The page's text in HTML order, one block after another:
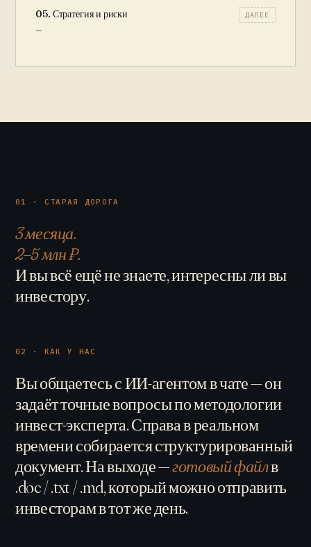
05. Стратегия и риски
—
ДАЛЕЕ
01 · СТАРАЯ ДОРОГА
3 месяца.
2–5 млн ₽.
И вы всё ещё не знаете, интересны ли вы
инвестору.
02 · КАК У НАС
Вы общаетесь с ИИ-агентом в чате — он
задаёт точные вопросы по методологии
инвест-эксперта. Справа в реальном
времени собирается структурированный
документ. На выходе —готовый файлв
.doc / .txt / .md, который можно отправить
инвесторам в тот же день.